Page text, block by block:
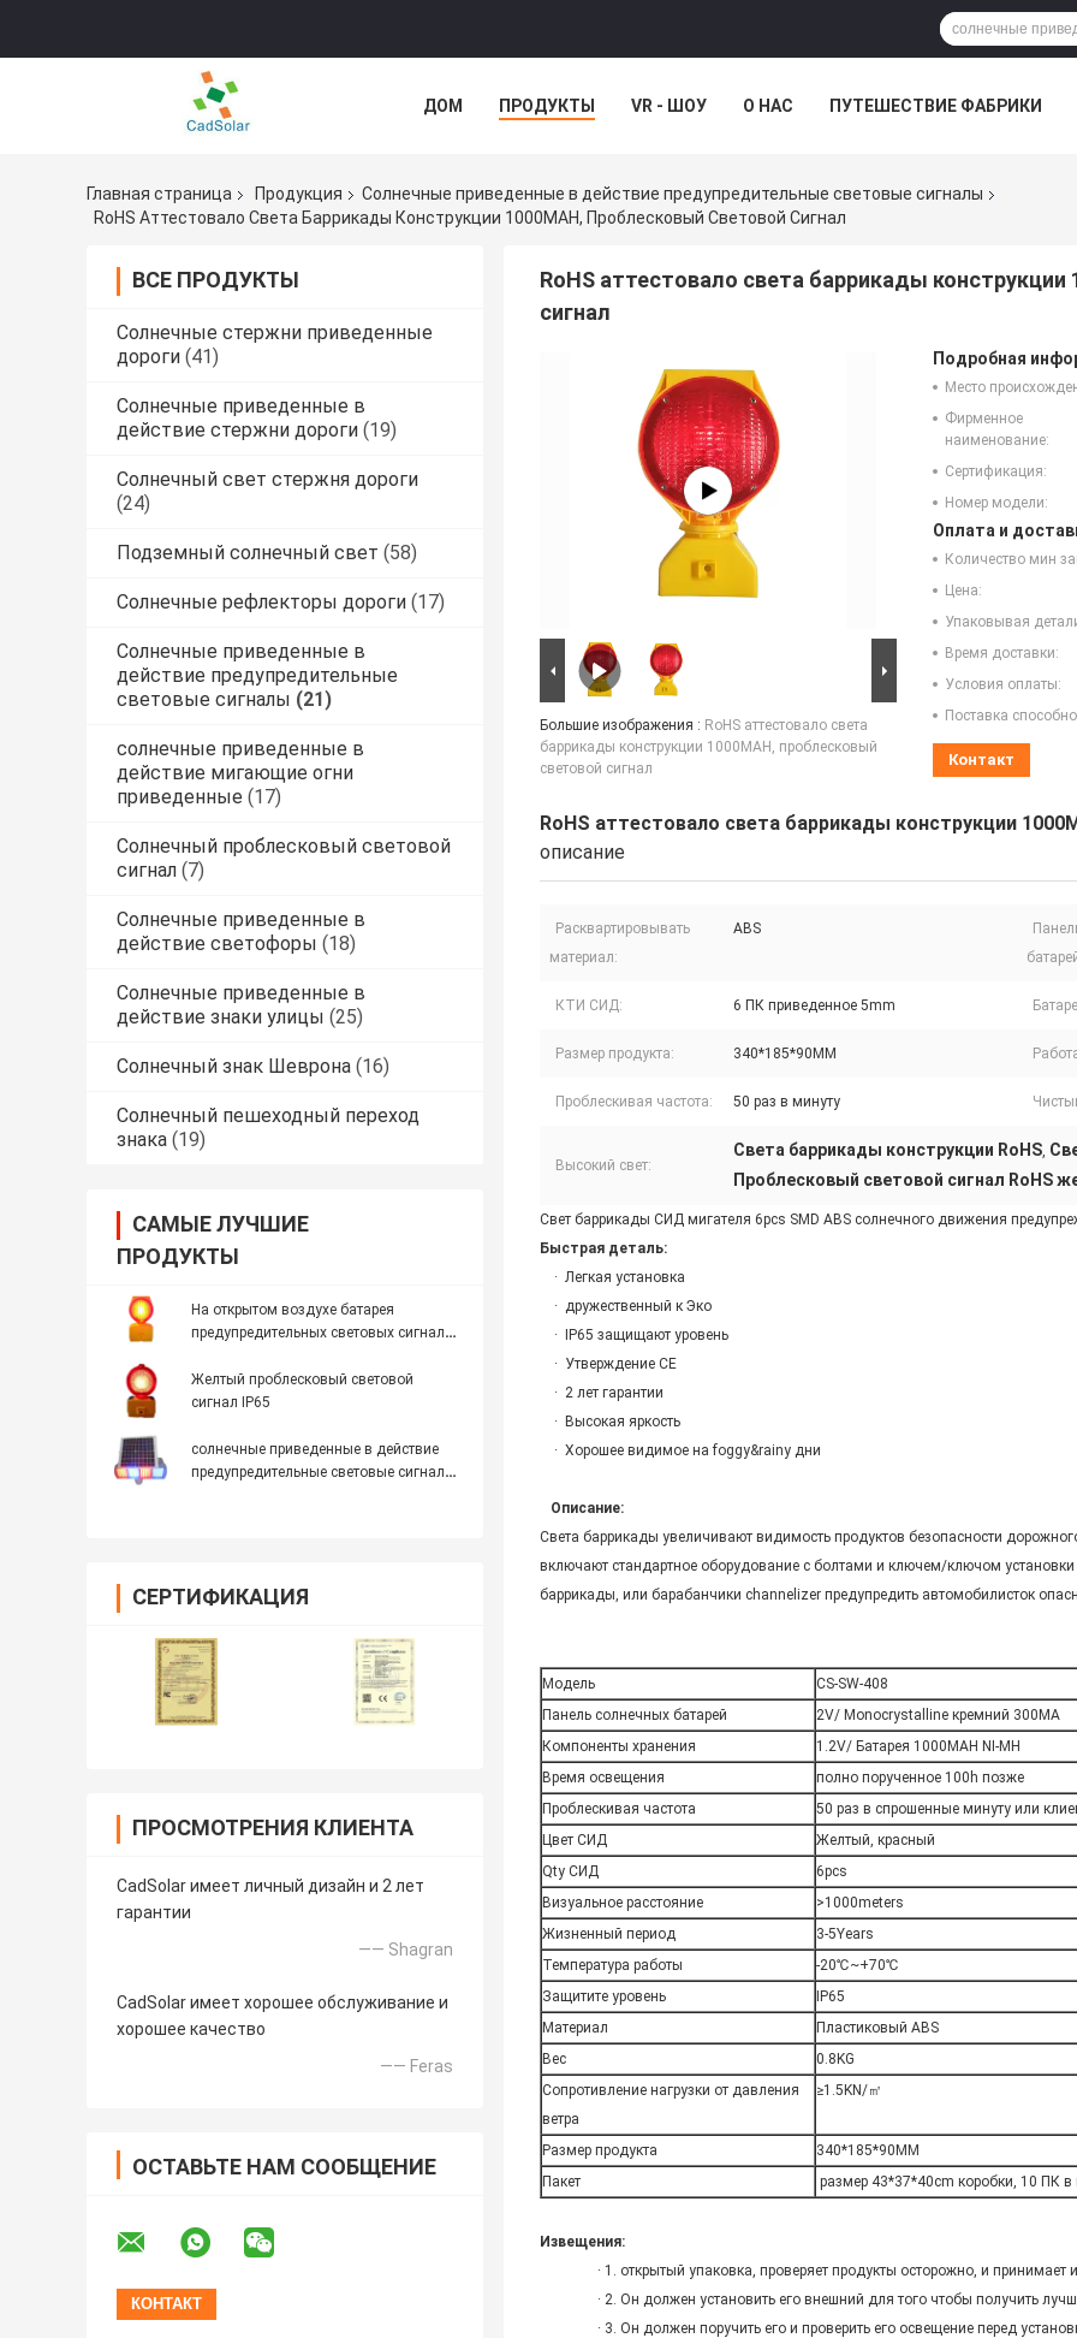
ДОМ ПРОДУКТЫ VR - ШОУ О НАС ПУТЕШЕСТВИЕ ФАБРИКИ
Главная страница
Продукция
Солнечные приведенные в действие предупредительные световые сигналы
RoHS Аттестовало Света Баррикады Конструкции 1000MAH, Проблесковый Световой Сигнал
ВСЕ ПРОДУКТЫ
Солнечные стержни приведенные
дороги (41)
Солнечные приведенные в
действие стержни дороги (19)
Солнечный свет стержня дороги
(24)
Подземный солнечный свет (58)
Солнечные рефлекторы дороги (17)
Солнечные приведенные в
действие предупредительные
световые сигналы (21)
солнечные приведенные в
действие мигающие огни
приведенные (17)
Солнечный проблесковый световой
сигнал (7)
Солнечные приведенные в
действие светофоры (18)
Солнечные приведенные в
действие знаки улицы (25)
Солнечный знак Шеврона (16)
Солнечный пешеходный переход
знака (19)
САМЫЕ ЛУЧШИЕ
ПРОДУКТЫ
На открытом воздухе батарея
предупредительных световых сигналов
приведенная в действие
Желтый проблесковый световой
сигнал IP65
солнечные приведенные в действие
предупредительные световые сигналы
СЕРТИФИКАЦИЯ
ПРОСМОТРЕНИЯ КЛИЕНТА
CadSolar имеет личный дизайн и 2 лет
гарантии
—— Shagran
CadSolar имеет хорошее обслуживание и
хорошее качество
—— Feras
ОСТАВЬТЕ НАМ СООБЩЕНИЕ
RoHS аттестовало света баррикады
сигнал
Большие изображения : RoHS аттестовало света
баррикады конструкции 1000MAH, проблесковый
световой сигнал
Подробная
Место
Фирменное
наименование:
Сертификация:
Номер модели:
Оплата и
Количество мин
Цена:
Упаковывая
Время доставки:
Условия оплаты:
Поставка
Контакт
RoHS аттестовало света баррикады конструкции
описание
Расквартировывать
материал:
ABS
КТИ СИД: 6 ПК приведенное 5mm
Размер продукта: 340*185*90MM
Проблескивая частота: 50 раз в минуту
Высокий свет:
Света баррикады конструкции RoHS
Проблесковый световой сигнал RoHS
Свет баррикады СИД мигателя 6pcs SMD ABS солнечного движения
Быстрая деталь:
· Легкая установка
· дружественный к Эко
· IP65 защищают уровень
· Утверждение CE
· 2 лет гарантии
· Высокая яркость
· Хорошее видимое на foggy&rainy дни
Описание:
Света баррикады увеличивают видимость продуктов безопасности
включают стандартное оборудование с болтами и ключем/ключом
баррикады, или барабанчики channelizer предупредить автомобилисток
Модель
CS-SW-408
Панель солнечных батарей
2V/ Monocrystalline кремний 300MA
Компоненты хранения
1.2V/ Батарея 1000MAH NI-MH
Время освещения
полно порученное 100h позже
Проблескивая частота
50 раз в спрошенные минуту или
Цвет СИД
Желтый, красный
Qty СИД
6pcs
Визуальное расстояние
>1000meters
Жизненный период
3-5Years
Температура работы
-20℃~+70℃
Защитите уровень
IP65
Материал
Пластиковый ABS
Вес
0.8KG
Сопротивление нагрузки от давления
ветра
≥1.5KN/㎡
Размер продукта
340*185*90MM
Пакет
размер 43*37*40cm коробки, 10 ПК в
Извещения:
· 1. открытый упаковка, проверяет продукты осторожно, и принимает
· 2. Он должен установить его внешний для того чтобы получить
· 3. Он должен поручить его и проверить его освещение перед